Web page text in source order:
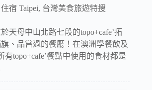
宿 Taipei, 台灣美食旅遊特搜
天母中山北路七段的topo+cafe’拓
、品嘗過的餐廳！在澳洲學餐飲及
有topo+cafe’餐點中使用的食材都是